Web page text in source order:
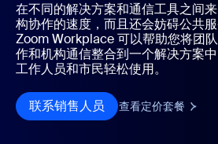
在不同的解决方案和通信工具之间
构协作的速度，而且还会妨碍公共服
Zoom Workplace 可以帮助您将团
作和机构通信整合到一个解决方案
工作人员和市民轻松使用。
联系销售人员 查看定价套餐